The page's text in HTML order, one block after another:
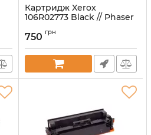
Картридж Xerox
106R02773 Black // Phaser
заправкою першохід
Артикул:vostsym-X3020-WC3025
750 грн